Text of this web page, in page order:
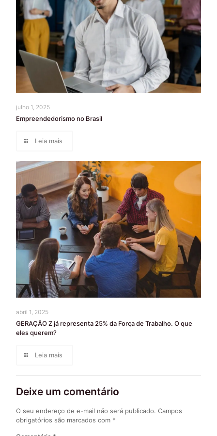
julho 1, 2025
Empreendedorismo no Brasil
Leia mais
abril 1, 2025
GERAÇÃO Z já representa 25% da Força de Trabalho. O que
eles querem?
Leia mais
Deixe um comentário
O seu endereço de e-mail não será publicado. Campos
obrigatórios são marcados com *